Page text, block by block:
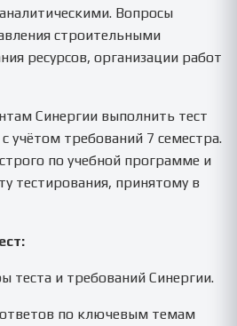
Вопросы
строительными
ресурсов, организации работ
Синергии выполнить тест
учётом требований 7 семестра.
по учебной программе и
тестирования, принятому в
теста и требований Синергии.
по ключевым темам